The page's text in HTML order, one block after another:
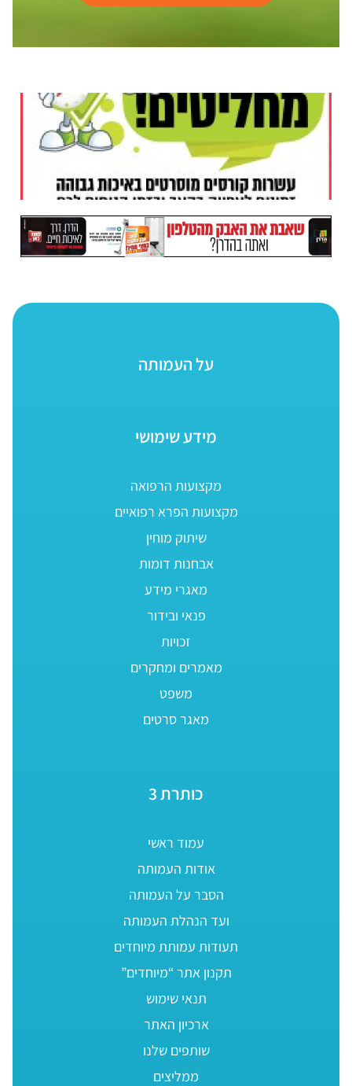
על העמותה
מידע שימושי
מקצועות הרפואה
מקצועות הפרא רפואיים
שיתוק מוחין
אבחנות דומות
מאגרי מידע
פנאי ובידור
זכויות
מאמרים ומחקרים
משפט
מאגר סרטים
כותרת 3
עמוד ראשי
אודות העמותה
הסבר על העמותה
ועד הנהלת העמותה
תעודות עמותת מיוחדים
תקנון אתר “מיוחדים”
תנאי שימוש
ארכיון האתר
שותפים שלנו
ממליצים